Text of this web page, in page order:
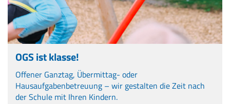
OGS ist klasse!
Offener Ganztag, Übermittag- oder
Hausaufgabenbetreuung – wir gestalten die Zeit nach
der Schule mit Ihren Kindern.